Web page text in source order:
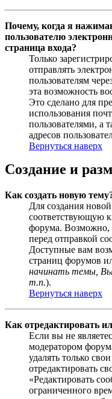
Почему, когда я
пользователю
страница входа?
Только
отправлять
пользователям
эта возможность
Это сделано для
использования
пользователями, а
адресов
Вернуться наверх
Создание и
Как создать новую
Для создания
соответствующую
форума. Возможно,
перед отправкой
Доступные вам
страниц форумов
начинать темы,
т.п.).
Вернуться наверх
Как отредактировать
Если вы не
модератором
удалять только
отредактировать
«Редактировать
ограниченного